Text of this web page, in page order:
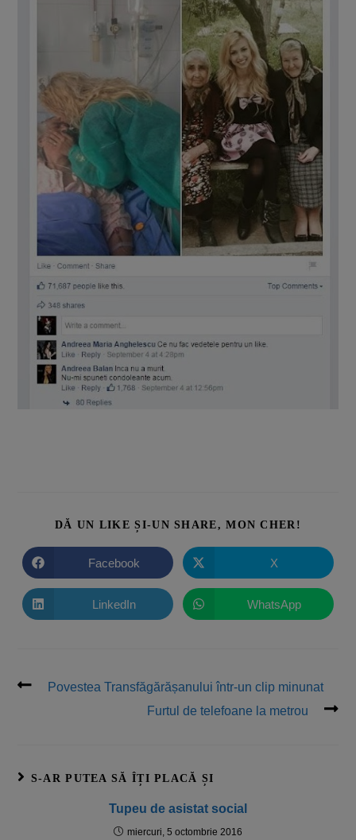
DĂ UN LIKE ȘI-UN SHARE, MON CHER!
Facebook X
LinkedIn WhatsApp
Povestea Transfăgărășanului într-un clip minunat
Furtul de telefoane la metrou
S-AR PUTEA SĂ ÎȚI PLACĂ ȘI
Tupeu de asistat social
miercuri, 5 octombrie 2016